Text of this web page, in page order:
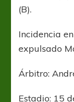
(B).
Incidencia
expulsado
Árbitro:
Estadio: 15